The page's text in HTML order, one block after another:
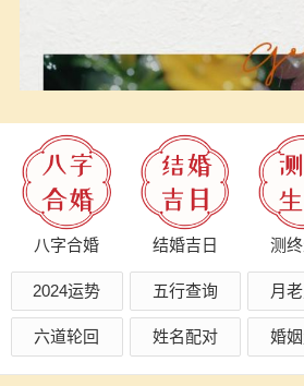
八字合婚 结婚吉日 测
2024运势 五行查询 月
六道轮回 姓名配对 婚